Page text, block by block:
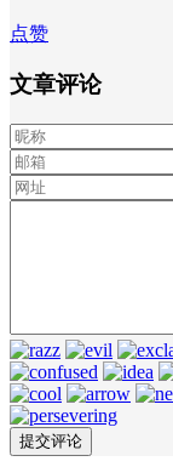
点赞
文章评论